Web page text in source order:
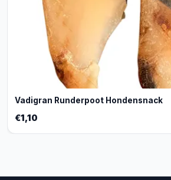
Vadigran Runderpoot Hondensnack
€1,10